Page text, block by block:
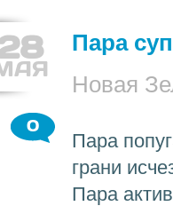
Пара
Новая
0
Пара
грани
Пара